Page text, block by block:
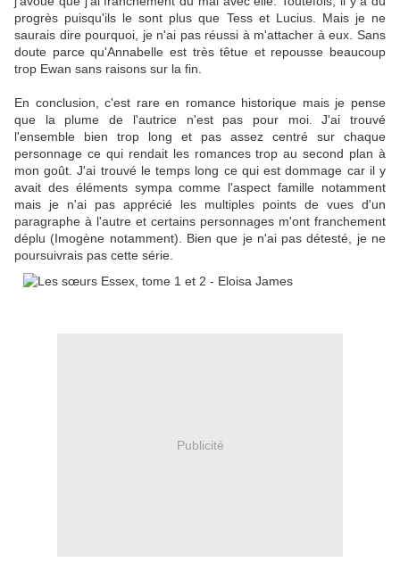
progrès puisqu'ils le sont plus que Tess et Lucius. Mais je ne
saurais dire pourquoi, je n'ai pas réussi à m'attacher à eux. Sans
doute parce qu'Annabelle est très têtue et repousse beaucoup
trop Ewan sans raisons sur la fin.
En conclusion, c'est rare en romance historique mais je pense
que la plume de l'autrice n'est pas pour moi. J'ai trouvé
l'ensemble bien trop long et pas assez centré sur chaque
personnage ce qui rendait les romances trop au second plan à
mon goût. J'ai trouvé le temps long ce qui est dommage car il y
avait des éléments sympa comme l'aspect famille notamment
mais je n'ai pas apprécié les multiples points de vues d'un
paragraphe à l'autre et certains personnages m'ont franchement
déplu (Imogène notamment). Bien que je n'ai pas détesté, je ne
poursuivrais pas cette série.
Publicité